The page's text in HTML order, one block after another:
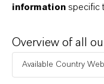
information specific
Overview of all
Available Country